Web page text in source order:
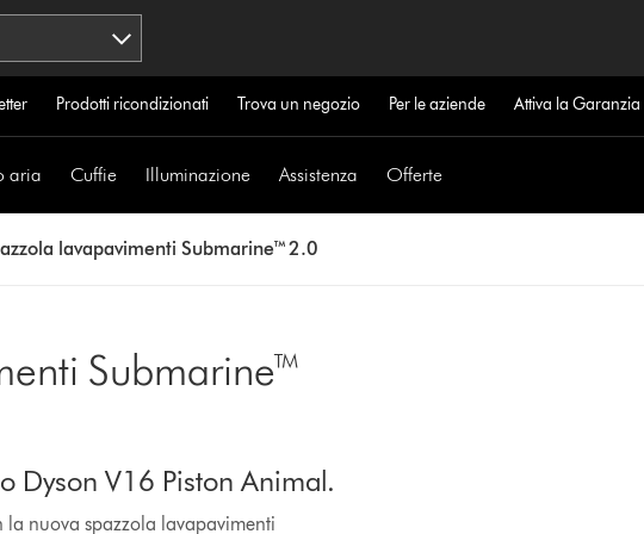
Prodotti ricondizionati Trova un negozio Per le aziende Attiva la
aria Cuffie Illuminazione Assistenza Offerte
lavapavimenti Submarine™ 2.0
Submarine™
Dyson V16 Piston Animal.
nuova spazzola lavapavimenti